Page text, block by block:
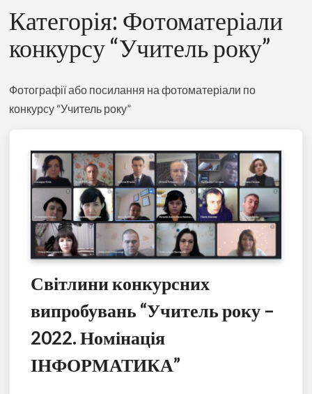
Категорія: Фотоматеріали
конкурсу “Учитель року”
Фотографії або посилання на фотоматеріали по
конкурсу “Учитель року”
Світлини конкурсних
випробувань “Учитель року –
2022. Номінація
ІНФОРМАТИКА”